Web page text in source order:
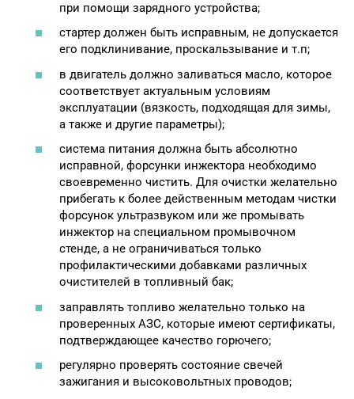
при помощи зарядного устройства;
стартер должен быть исправным, не допускается
его подклинивание, проскальзывание и т.п;
в двигатель должно заливаться масло, которое
соответствует актуальным условиям
эксплуатации (вязкость, подходящая для зимы,
а также и другие параметры);
система питания должна быть абсолютно
исправной, форсунки инжектора необходимо
своевременно чистить. Для очистки желательно
прибегать к более действенным методам чистки
форсунок ультразвуком или же промывать
инжектор на специальном промывочном
стенде, а не ограничиваться только
профилактическими добавками различных
очистителей в топливный бак;
заправлять топливо желательно только на
проверенных АЗС, которые имеют сертификаты,
подтверждающее качество горючего;
регулярно проверять состояние свечей
зажигания и высоковольтных проводов;